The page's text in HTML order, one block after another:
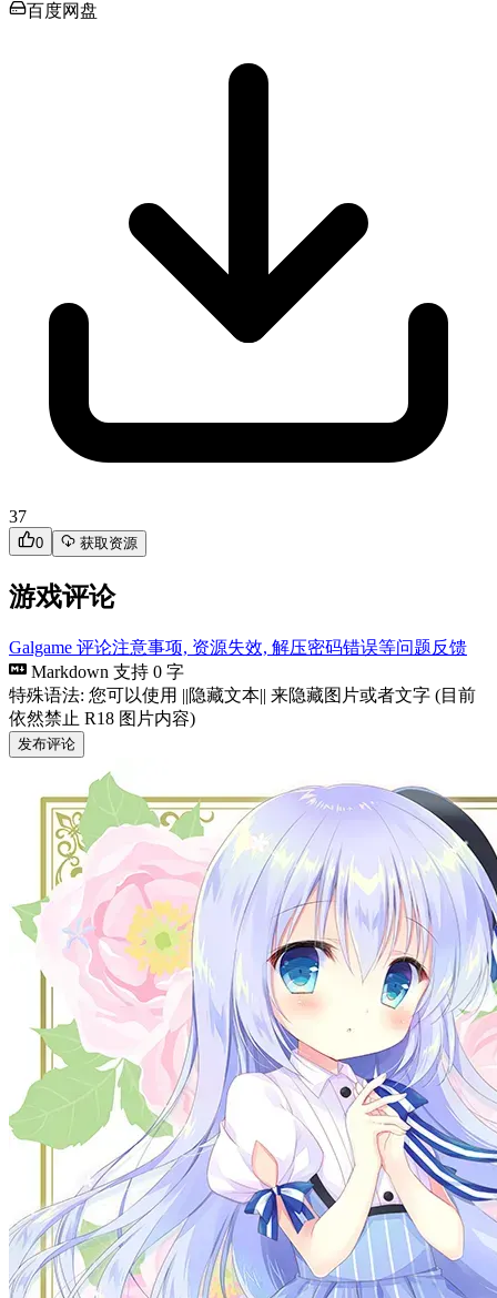
百度网盘
37
0 获取资源
游戏评论
Galgame 评论注意事项, 资源失效, 解压密码错误等问题反馈
Markdown 支持 0 字
特殊语法: 您可以使用 ||隐藏文本|| 来隐藏图片或者文字 (目前
依然禁止 R18 图片内容)
发布评论